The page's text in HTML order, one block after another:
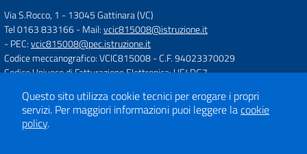
Via S.Rocco, 1 -13045 Gattinara (VC)
Tel 0163 833166- Mail:vcic815008@istruzione.it
- PEC:vcic815008@pec.istruzione.it
Codice meccanografico: VCIC815008- C.F. 94023370029
Codice Univoco di Fatturazione Elettronica: UF4RG7
Concept & Design by
Designers Italia
Questo sito utilizza cookie tecnici per erogare i propri
servizi. Per maggiori informazioni puoi leggere lacookie
policy.